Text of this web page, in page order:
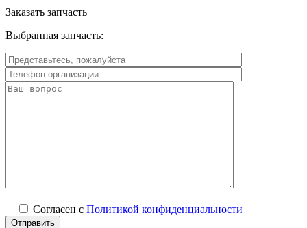
Заказать запчасть
Выбранная запчасть:
Согласен с Политикой конфиденциальности